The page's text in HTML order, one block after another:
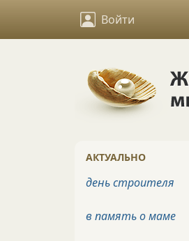
Войти
АКТУАЛЬНО
день строителя
в память о маме